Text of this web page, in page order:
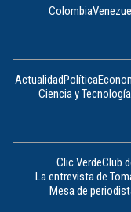
Colombia
ActualidadPolítica
Ciencia y Tecnología
Clic VerdeClub
La entrevista de
Mesa de